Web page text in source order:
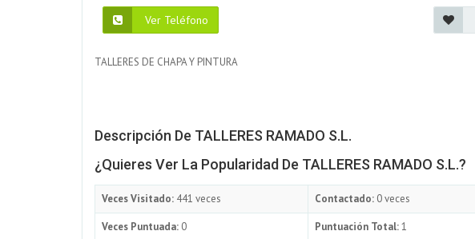
Ver Teléfono
TALLERES DE CHAPA Y PINTURA
Descripción De TALLERES RAMADO S.L.
¿Quieres Ver La Popularidad De TALLERES RAMADO S.L.?
Veces Visitado: 441 veces Contactado: 0 veces
Veces Puntuada: 0 Puntuación Total:1